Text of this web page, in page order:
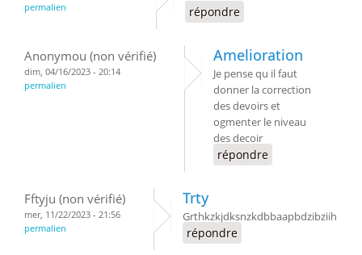
permalien
répondre
Anonymou (non vérifié)
dim, 04/16/2023 - 20:14
permalien
Amelioration
Je pense qu il faut
donner la correction
des devoirs et
ogmenter le niveau
des decoir
répondre
Fftyju (non vérifié)
mer, 11/22/2023 - 21:56
permalien
Trty
Grthkzkjdksnzkdbbaapbdzibziih
répondre